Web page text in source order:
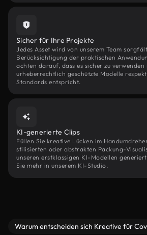
Sicher für Ihre Projekte
Jedes Asset wird von unserem Team
Berücksichtigung der praktischen
achten darauf, dass es sicher zu
urheberrechtlich geschützte Modelle
Standards entspricht.
KI-generierte Clips
Füllen Sie kreative Lücken im
stilisierten oder abstrakten Packung-
unseren erstklassigen KI-Modellen
Sie mehr in unserem KI-Studio.
Warum entscheiden sich Kreative für